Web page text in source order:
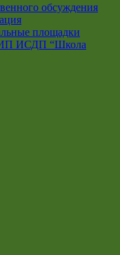
обсуждения
площадки
ИСДП “Школа